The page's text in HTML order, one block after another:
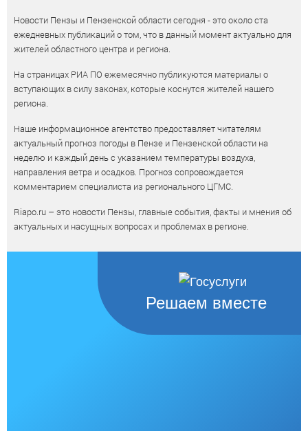
Новости Пензы и Пензенской области сегодня - это около ста
ежедневных публикаций о том, что в данный момент актуально для
жителей областного центра и региона.
На страницах РИА ПО ежемесячно публикуются материалы о
вступающих в силу законах, которые коснутся жителей нашего
региона.
Наше информационное агентство предоставляет читателям
актуальный прогноз погоды в Пензе и Пензенской области на
неделю и каждый день с указанием температуры воздуха,
направления ветра и осадков. Прогноз сопровождается
комментарием специалиста из регионального ЦГМС.
Riapo.ru – это новости Пензы, главные события, факты и мнения об
актуальных и насущных вопросах и проблемах в регионе.
Решаем вместе